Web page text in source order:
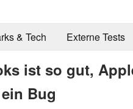
& Tech Externe Tests
ist so gut,
Bug